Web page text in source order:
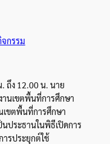
กรรม
ถึง 12.00 น. นาย
นเขตพื้นที่การศึกษา
เขตพื้นที่การศึกษา
ประธานในพิธีเปิดการ
ารประยุกต์ใช้